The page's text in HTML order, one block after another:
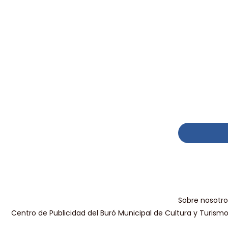
Sobre
Centro de Publicidad del Buró Municipal de Cultura y